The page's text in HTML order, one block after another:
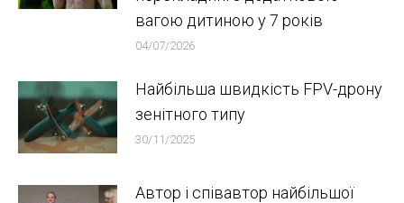
вагою дитиною у 7 років
04/07/2026
Найбільша швидкість FPV-дрону
зенітного типу
30/11/2025
Автор і співавтор найбільшої